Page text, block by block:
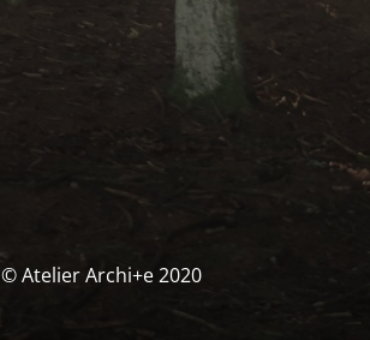
© Atelier Archi+e 2020